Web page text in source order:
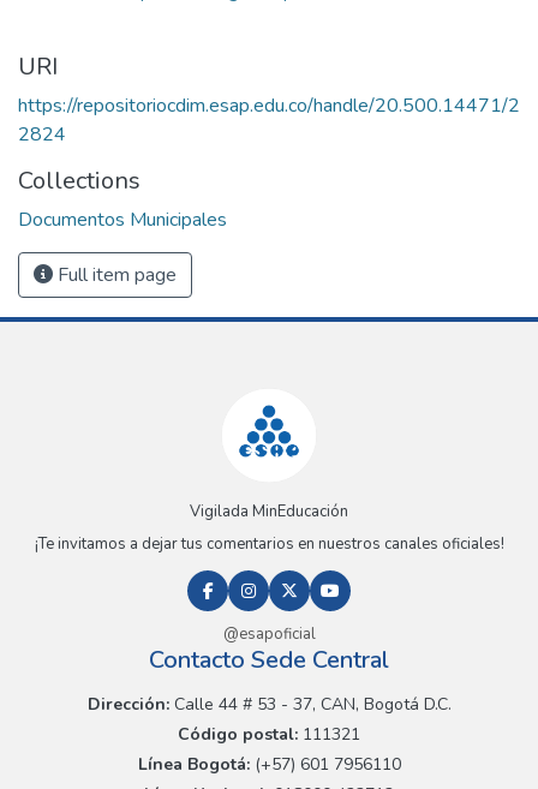
URI
https://repositoriocdim.esap.edu.co/handle/20.500.14471/2
2824
Collections
Documentos Municipales
Full item page
Vigilada MinEducación
¡Te invitamos a dejar tus comentarios en nuestros canales oficiales!
@esapoficial
Contacto Sede Central
Dirección:Calle 44 # 53 - 37, CAN, Bogotá D.C.
Código postal: 111321
Línea Bogotá:(+57) 601 7956110